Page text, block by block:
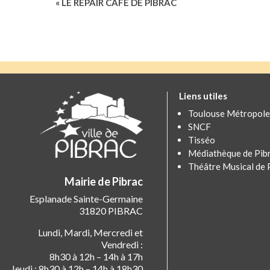
« LE REPAIR CAFÉ DE PIBRAC
Mairie de Pibrac
Esplanade Sainte-Germaine
31820 PIBRAC
Lundi, Mardi, Mercredi et
Vendredi :
8h30 à 12h – 14h à 17h
Liens utiles
Toulouse Métropole
SNCF
Tisséo
Médiathèque de
Théâtre Musical de